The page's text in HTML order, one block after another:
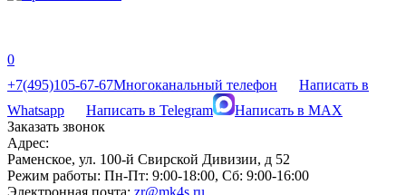
0
+7(495)105-67-67Многоканальный телефон
Написать в
Whatsapp
Написать в Telegram
Написать в MAX
Заказать звонок
Адрес:
Раменское, ул. 100-й Свирской Дивизии, д 52
Режим работы: Пн-Пт: 9:00-18:00, Сб: 9:00-16:00
Электронная почта: zr@mk4s.ru